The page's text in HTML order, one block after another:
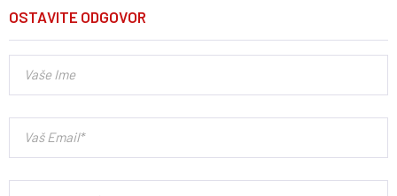
OSTAVITE ODGOVOR